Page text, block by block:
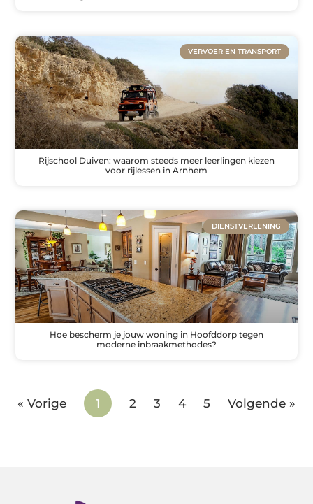
VERVOER EN TRANSPORT
Rijschool Duiven: waarom steeds meer leerlingen kiezen
voor rijlessen in Arnhem
DIENSTVERLENING
Hoe bescherm je jouw woning in Hoofddorp tegen
moderne inbraakmethodes?
« Vorige 1 2 3 4 5 Volgende »